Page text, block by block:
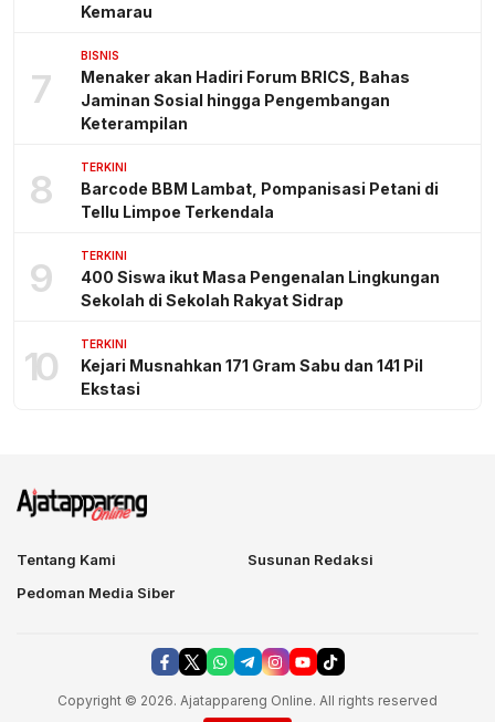
Kemarau
7
BISNIS
Menaker akan Hadiri Forum BRICS, Bahas
Jaminan Sosial hingga Pengembangan
Keterampilan
8 TERKINI
Barcode BBM Lambat, Pompanisasi Petani di
Tellu Limpoe Terkendala
9 TERKINI
400 Siswa ikut Masa Pengenalan Lingkungan
Sekolah di Sekolah Rakyat Sidrap
10 TERKINI
Kejari Musnahkan 171 Gram Sabu dan 141 Pil
Ekstasi
Tentang Kami
Susunan Redaksi
Pedoman Media Siber
Copyright © 2026. Ajatappareng Online. All rights reserved